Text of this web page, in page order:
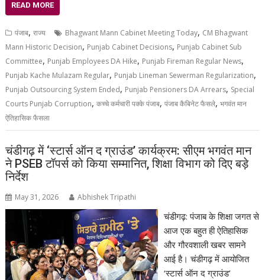
READ MORE
पंजाब,राज्य Bhagwant Mann Cabinet Meeting Today, CM Bhagwant
Mann Historic Decision, Punjab Cabinet Decisions, Punjab Cabinet Sub
Committee, Punjab Employees DA Hike, Punjab Fireman Regular News,
Punjab Kache Mulazam Regular, Punjab Lineman Sewerman Regularization,
Punjab Outsourcing System Ended, Punjab Pensioners DA Arrears, Special
Courts Punjab Corruption,कच्चे कर्मचारी पक्के पंजाब,पंजाब कैबिनेट फैसले,भगवंत मान
ऐतिहासिक फैसला
चंडीगढ़ में ‘स्टार्स ऑन द ग्राउंड’ कार्यक्रम: सीएम भगवंत मान
ने PSEB टॉपर्स को किया सम्मानित, शिक्षा विभाग को दिए बड़े
निर्देश
May 31, 2026 Abhishek Tripathi
चंडीगढ़: पंजाब के शिक्षा जगत से
आज एक बहुत ही ऐतिहासिक
और गौरवशाली खबर सामने
आई है। चंडीगढ़ में आयोजित
‘स्टार्स ऑन द ग्राउंड’